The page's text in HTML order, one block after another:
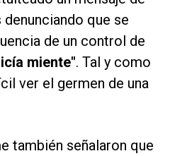
que se
de un control de
miente". Tal y como
ver el germen de una
también señalaron que